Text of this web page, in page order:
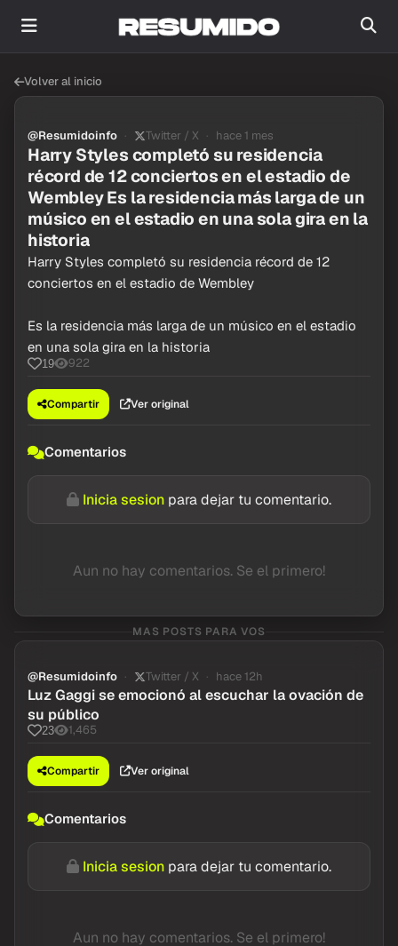
Volver al inicio
@Resumidoinfo Twitter / X hace 1 mes
Harry Styles completó su residencia
récord de 12 conciertos en el estadio de
Wembley Es la residencia más larga de un
músico en el estadio en una sola gira en la
historia
Harry Styles completó su residencia récord de 12
conciertos en el estadio de Wembley
Es la residencia más larga de un músico en el estadio
en una sola gira en la historia
19 922
Compartir Ver original
Comentarios
Inicia sesion para dejar tu comentario.
Aun no hay comentarios. Se el primero!
MAS POSTS PARA VOS
@Resumidoinfo Twitter / X hace 12h
Luz Gaggi se emocionó al escuchar la ovación de
su público
23 1,465
Compartir Ver original
Comentarios
Inicia sesion para dejar tu comentario.
Aun no hay comentarios. Se el primero!